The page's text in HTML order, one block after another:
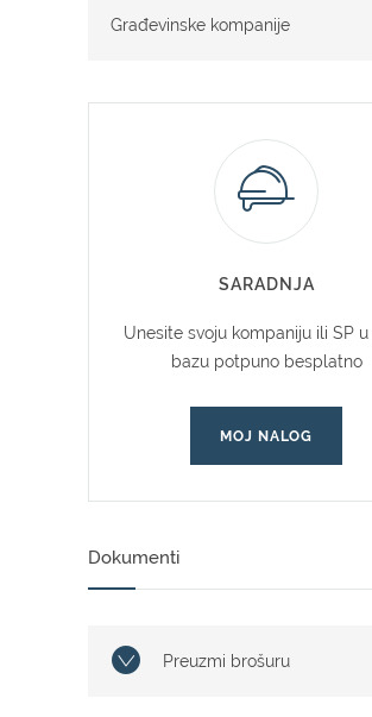
Građevinske kompanije
SARADNJA
Unesite svoju kompaniju ili SP u
bazu potpuno besplatno
MOJ NALOG
Dokumenti
Preuzmi brošuru